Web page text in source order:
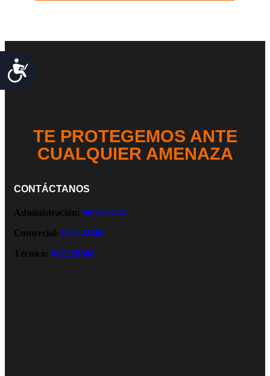
TE PROTEGEMOS ANTE
CUALQUIER AMENAZA
CONTÁCTANOS
Administración: 966151522
Comercial: 621224608
Técnico: 601328686